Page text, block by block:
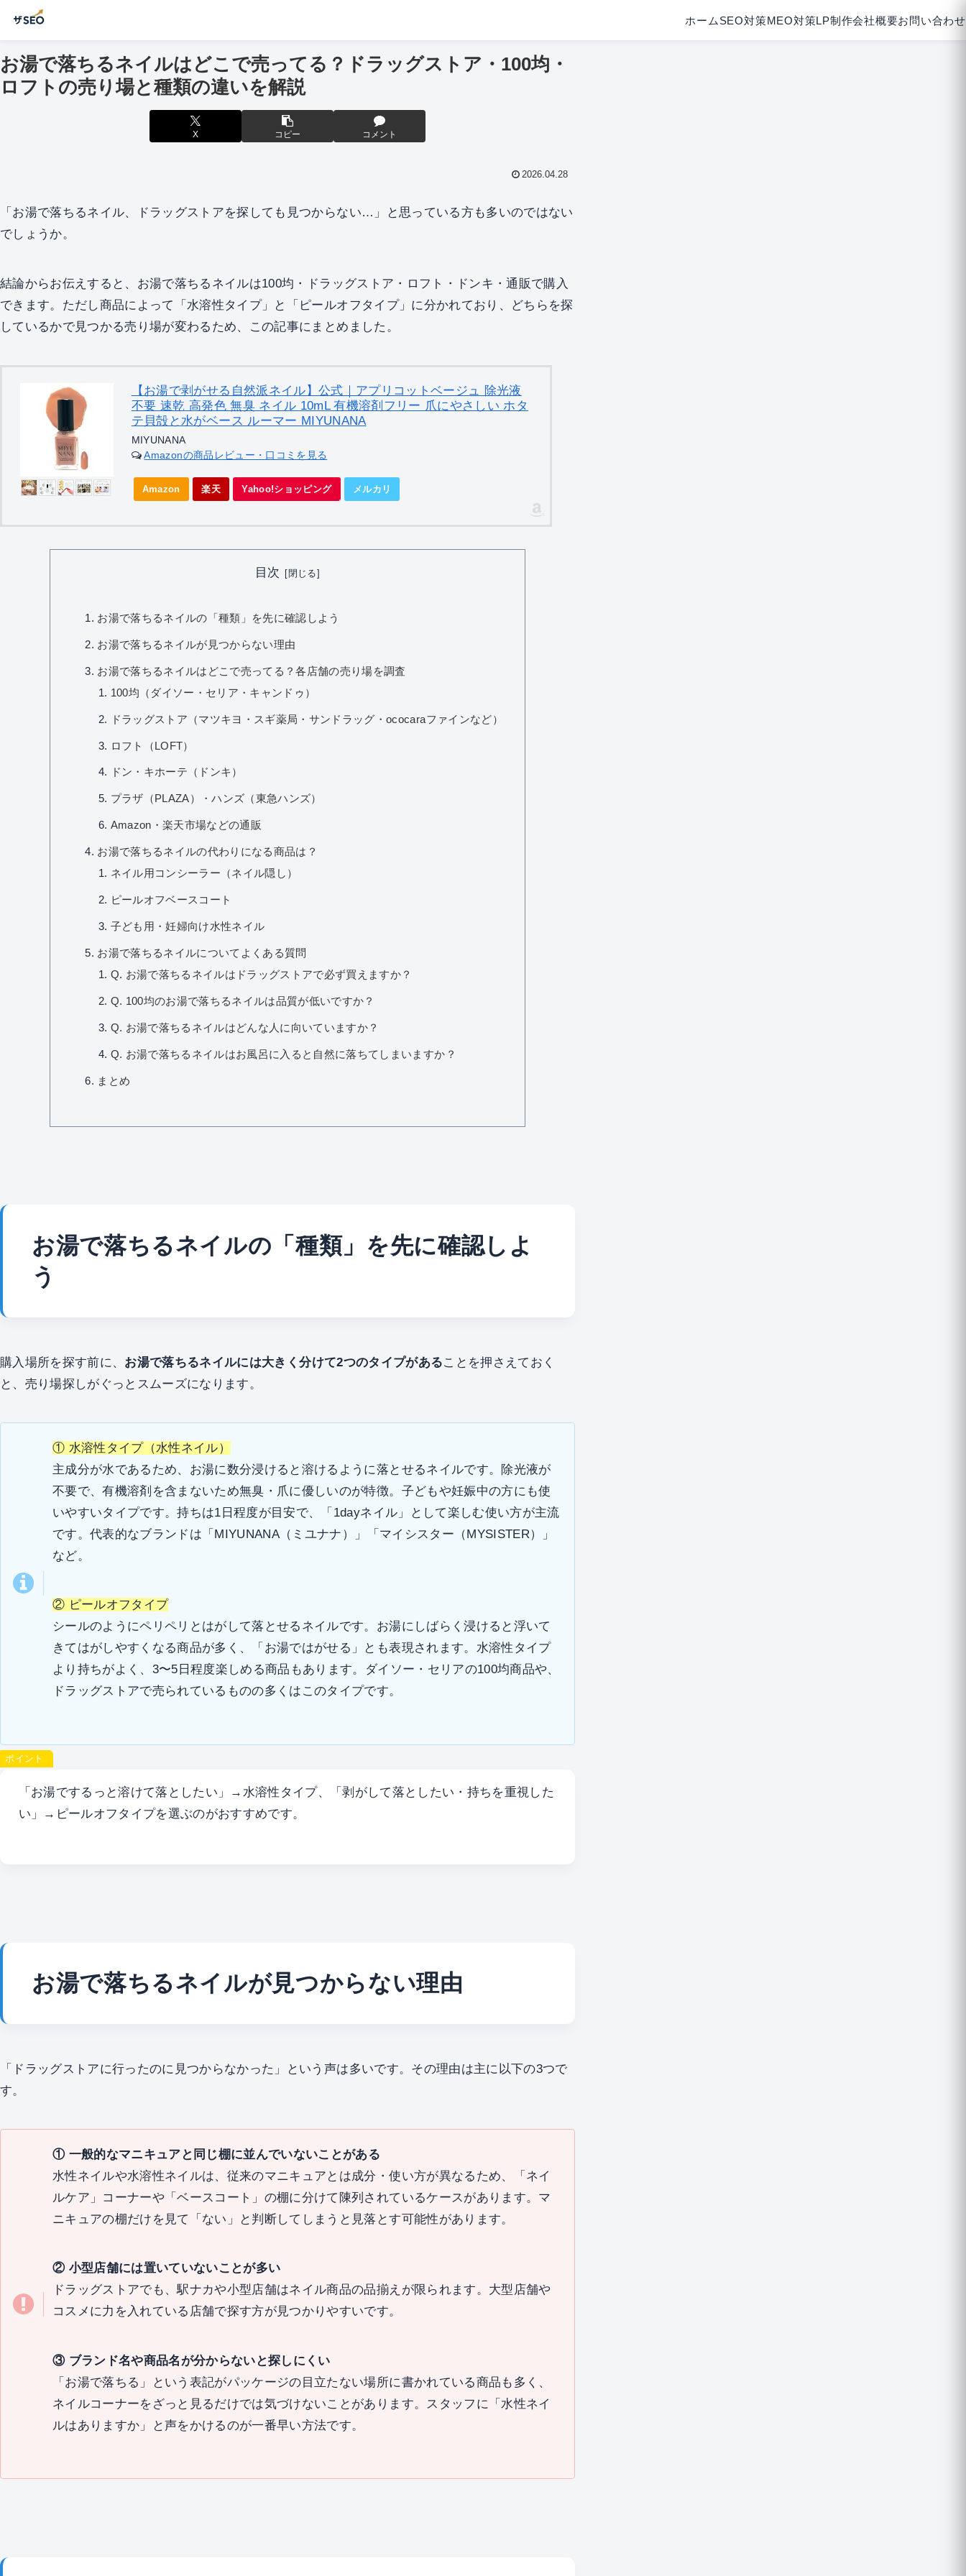
ホーム SEO対策MEO対策LP制作会社概要お問い合わせ
お湯で落ちるネイルはどこで売ってる？ドラッグストア・100均・
ロフトの売り場と種類の違いを解説
X コピー コメント
2026.04.28
「お湯で落ちるネイル、ドラッグストアを探しても見つからない…」と思っている方も多いのではない
でしょうか。
結論からお伝えすると、お湯で落ちるネイルは100均・ドラッグストア・ロフト・ドンキ・通販で購入
できます。ただし商品によって「水溶性タイプ」と「ピールオフタイプ」に分かれており、どちらを探
しているかで見つかる売り場が変わるため、この記事にまとめました。
【お湯で剥がせる自然派ネイル】公式｜アプリコットベージュ 除光液
不要 速乾 高発色 無臭 ネイル 10mL 有機溶剤フリー 爪にやさしい ホタ
テ貝殻と水がベース ルーマー MIYUNANA
MIYUNANA
Amazonの商品レビュー・口コミを見る
Amazon 楽天 Yahoo!ショッピング メルカリ
目次
お湯で落ちるネイルの「種類」を先に確認しよう
お湯で落ちるネイルが見つからない理由
お湯で落ちるネイルはどこで売ってる？各店舗の売り場を調査
100均（ダイソー・セリア・キャンドゥ）
ドラッグストア（マツキヨ・スギ薬局・サンドラッグ・ococaraファインなど）
ロフト（LOFT）
ドン・キホーテ（ドンキ）
プラザ（PLAZA）・ハンズ（東急ハンズ）
Amazon・楽天市場などの通販
お湯で落ちるネイルの代わりになる商品は？
ネイル用コンシーラー（ネイル隠し）
ピールオフベースコート
子ども用・妊婦向け水性ネイル
お湯で落ちるネイルについてよくある質問
Q. お湯で落ちるネイルはドラッグストアで必ず買えますか？
Q. 100均のお湯で落ちるネイルは品質が低いですか？
Q. お湯で落ちるネイルはどんな人に向いていますか？
Q. お湯で落ちるネイルはお風呂に入ると自然に落ちてしまいますか？
まとめ
お湯で落ちるネイルの「種類」を先に確認しよ
う
購入場所を探す前に、 お湯で落ちるネイルには大きく分けて2つのタイプがあることを押さえておく
と、売り場探しがぐっとスムーズになります。
① 水溶性タイプ（水性ネイル）
主成分が水であるため、お湯に数分浸けると溶けるように落とせるネイルです。除光液が
不要で、有機溶剤を含まないため無臭・爪に優しいのが特徴。子どもや妊娠中の方にも使
いやすいタイプです。持ちは1日程度が目安で、「1dayネイル」として楽しむ使い方が主流
です。代表的なブランドは「MIYUNANA（ミユナナ）」「マイシスター（MYSISTER）」
など。
② ピールオフタイプ
シールのようにペリペリとはがして落とせるネイルです。お湯にしばらく浸けると浮いて
きてはがしやすくなる商品が多く、「お湯ではがせる」とも表現されます。水溶性タイプ
より持ちがよく、3〜5日程度楽しめる商品もあります。ダイソー・セリアの100均商品や、
ドラッグストアで売られているものの多くはこのタイプです。
ポイント
「お湯でするっと溶けて落としたい」→水溶性タイプ、「剥がして落としたい・持ちを重視した
い」→ピールオフタイプを選ぶのがおすすめです。
お湯で落ちるネイルが見つからない理由
「ドラッグストアに行ったのに見つからなかった」という声は多いです。その理由は主に以下の3つで
す。
① 一般的なマニキュアと同じ棚に並んでいないことがある
水性ネイルや水溶性ネイルは、従来のマニキュアとは成分・使い方が異なるため、「ネイ
ルケア」コーナーや「ベースコート」の棚に分けて陳列されているケースがあります。マ
ニキュアの棚だけを見て「ない」と判断してしまうと見落とす可能性があります。
② 小型店舗には置いていないことが多い
ドラッグストアでも、駅ナカや小型店舗はネイル商品の品揃えが限られます。大型店舗や
コスメに力を入れている店舗で探す方が見つかりやすいです。
③ ブランド名や商品名が分からないと探しにくい
「お湯で落ちる」という表記がパッケージの目立たない場所に書かれている商品も多く、
ネイルコーナーをざっと見るだけでは気づけないことがあります。スタッフに「水性ネイ
ルはありますか」と声をかけるのが一番早い方法です。